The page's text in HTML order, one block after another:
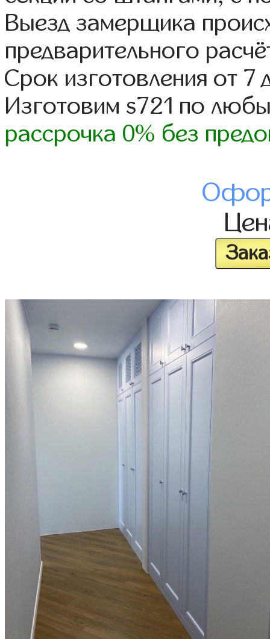
Выезд замерщика
предварительного
Срок изготовления от 7
Изготовим s721 по
рассрочка 0% без